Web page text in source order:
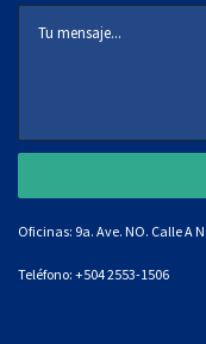
Oficinas: 9a. Ave. NO. Calle A
Teléfono: +504 2553-1506